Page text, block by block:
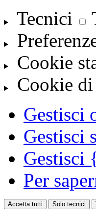
Tecnici
Cookie
Cookie
Gestisci
Gestisci
Gestisci
Per
Accetta tutti Solo tecnici